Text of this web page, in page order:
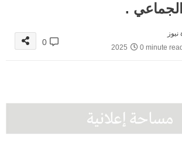
الجماعي .
نيوز
0 minute read
0